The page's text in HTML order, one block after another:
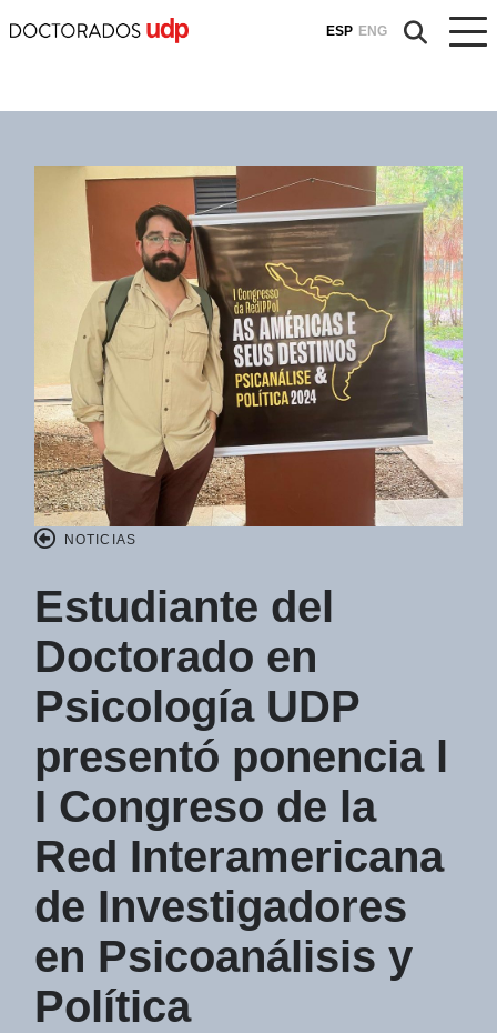
ESP ENG
NOTICIAS
Estudiante del
Doctorado en
Psicología UDP
presentó ponencia l
I Congreso de la
Red Interamericana
de Investigadores
en Psicoanálisis y
Política